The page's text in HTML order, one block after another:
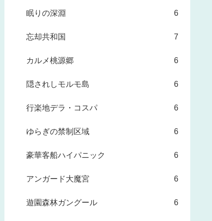
眠りの深淵 6
忘却共和国 7
カルメ桃源郷 6
隠されしモルモ島 6
行楽地デラ・コスパ 6
ゆらぎの禁制区域 6
豪華客船ハイパニック 6
アンガード大魔宮 6
遊園森林ガングール 6